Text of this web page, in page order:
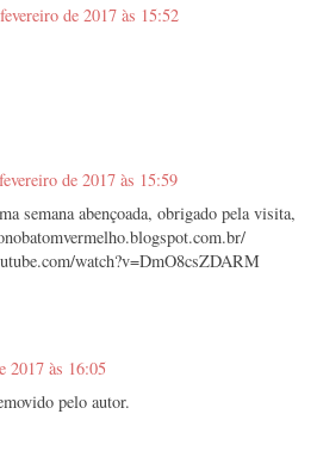
de 2017 às 15:52
de 2017 às 15:59
semana abençoada, obrigado pela visita,
watch?v=DmO8csZDARM
2017 às 16:05
pelo autor.